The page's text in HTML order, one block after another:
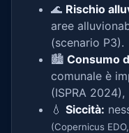
🌊 Rischio
aree
(scenario P3).
🏙️ Consumo
comunale è
(ISPRA
💧 Siccità:
(Copernicus